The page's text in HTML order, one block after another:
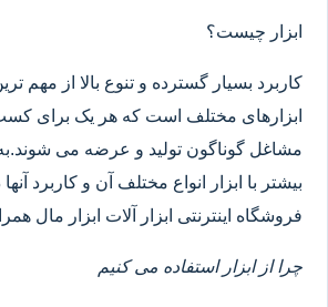
ابزار چیست؟
کاربرد بسیار گسترده و تنوع بالا از مهم
ابزارهای مختلف است که هر یک برای
مشاغل گوناگون تولید و عرضه می
بیشتر با ابزار انواع مختلف آن و کاربرد آنها
فروشگاه اینترنتی ابزار آلات ابزار مال
چرا از ابزار استفاده می کنیم